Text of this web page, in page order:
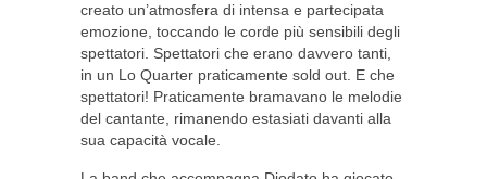
creato un’atmosfera di intensa e partecipata
emozione, toccando le corde più sensibili degli
spettatori. Spettatori che erano davvero tanti,
in un Lo Quarter praticamente sold out. E che
spettatori! Praticamente bramavano le melodie
del cantante, rimanendo estasiati davanti alla
sua capacità vocale.